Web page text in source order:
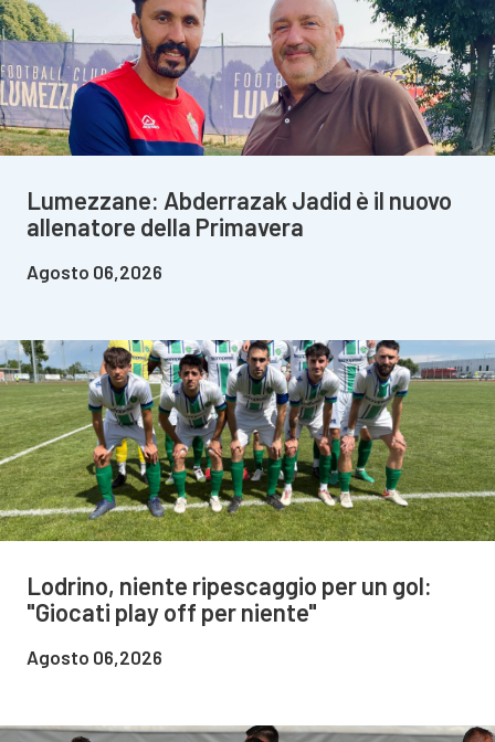
Lumezzane: Abderrazak Jadid è il nuovo
allenatore della Primavera
Agosto 06,2026
Lodrino, niente ripescaggio per un gol:
"Giocati play off per niente"
Agosto 06,2026